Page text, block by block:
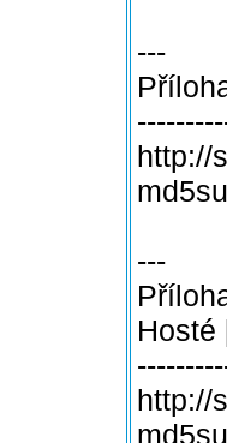
---
http://
---
Hosté
http://